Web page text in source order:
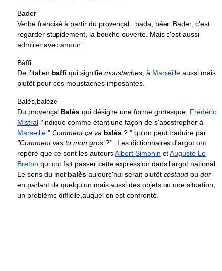
Bader
Verbe francisé à partir du provençal : bada, béer. Bader, c'est
regarder stupidement, la bouche ouverte. Mais c'est aussi
admirer avec amour :
Bàffi
De l'italien baffi qui signifie moustaches , à Marseille aussi mais
plutôt pour des moustaches imposantes.
Balès,balèze
Du provençal Balès qui désigne une forme grotesque, Frédéric
Mistral l'indique comme étant une façon de s'apostropher à
Marseille " Comment ça va balès ? " qu'on peut traduire par
"Comment vas tu mon gros ?". Les dictionnaires d'argot ont
repéré que ce sont les auteursAlbert Simonin etAuguste Le
Breton qui ont fait passer cette expression dans l'argot national.
Le sens du mot balès aujourd'hui serait plutôt costaud ou dur
en parlant de quelqu'un mais aussi des objets ou une situation,
un problème difficile,auquel on est confronté.